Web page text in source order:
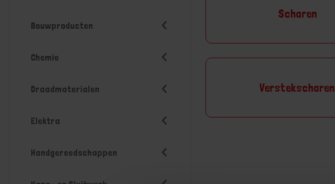
Bouwproducten
Chemie
Draadmaterialen
Elektra
Handgereedschappen
Scharen
Verstekscharen